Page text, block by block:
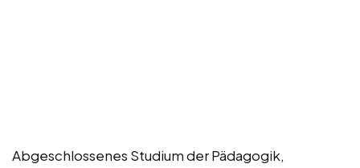
Abgeschlossenes Studium der Pädagogik,